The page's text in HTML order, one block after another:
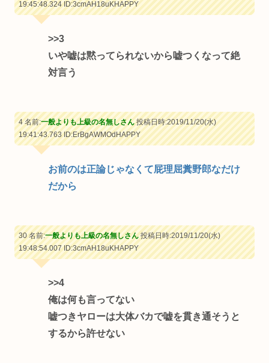
19:45:48.324ID:3cmAH18uKHAPPY
>>3
いや嘘は黙ってられないから嘘つくなって絶
対言う
4 名前:一般よりも上級の名無しさん投稿日時:2019/11/20(水)
19:41:43.763ID:ErBgAWMOdHAPPY
お前のは正論じゃなくて屁理屈糞野郎なだけ
だから
30 名前:一般よりも上級の名無しさん投稿日時:2019/11/20(水)
19:48:54.007ID:3cmAH18uKHAPPY
>>4
俺は何も言ってない
嘘つきヤローは大体バカで嘘を貫き通そうと
するから許せない